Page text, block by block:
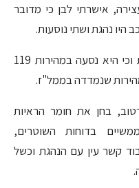
אישרתי לבן כי מדובר
היו נהגת ושתי נוסעות.
הנהגת טענה, כי המדידה לא הגיונית וכי היא נסעה במהירות 119
שנמדדה בממל"ז.
בחן את חומר הראיות
בדוחות השוטרים,
קשר עין עם הנהגת וכשל